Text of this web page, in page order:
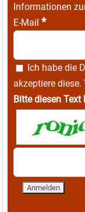
Informationen
E-Mail *
Ich habe die
akzeptiere diese.
Bitte diesen Text